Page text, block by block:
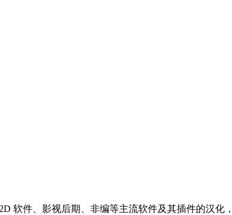
软件、影视后期、非编等主流软件及其插件的汉化